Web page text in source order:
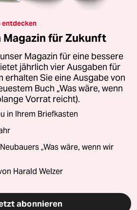
entdecken
Magazin für Zukunft
Magazin für eine bessere
jährlich vier Ausgaben für
erhalten Sie eine Ausgabe von
Buch „Was wäre, wenn
Vorrat reicht).
in Ihrem Briefkasten
„Was wäre, wenn wir
Harald Welzer
abonnieren